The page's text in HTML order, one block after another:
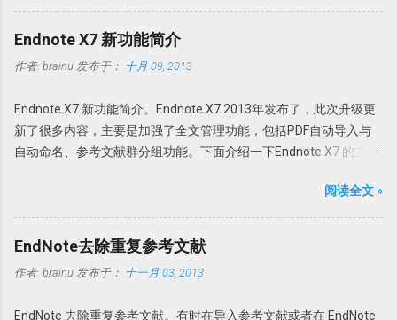
采用领先的优化和压缩技术、高级内存管理支持对 PDF 进行查看、
创建、转换为 Office 文档、添加编辑或修改、提取 PDF 图像、文
本、为 PDF 文档添加水印、直接扫描到 PDF 等全能操作。 本版特点
1. 绿色便携，无需安装，解压即可使用； 中文界面； 特别版，可选
用方法 PDFX_Vwr_Port 压缩文件中为主程序，解压到一个目录中。
建议不要直接解压到根目录或者解压到当前文件夹，建议解压到一
个特定文件夹，如 PDFXCview。此时是免费版，有一定广告，功能
文件中为 OCR 识别文件，解压到 PDF-XChange Viewer 的目录文件
即可使用文字识别。
Howsci.com_PDFXChange_Viewer_PRO_Crack 压缩文件中是破解
论据，根据自己操作系统的不同，复制 X86 或者 X64 文件夹内的文
注：如果是32 位操作系统，复制 X86 里面的文件，如果是 64 位操
Endnote X7 新功能简介
作者: brainu 发布于： 十月 09, 2013
Endnote X7 新功能简介。Endnote X7 2013年发布了，此次升级更
新了很多内容，主要是加强了全文管理功能，包括PDF自动导入与
自动命名、参考文献群分组功能。下面介绍一下Endnote X7 的主要
File-Import-File或Fold功能导入文献或者目录。此次Endnote X7的
PDF自动导入更省事。可以为Endnote X7指定一个文件夹，只要该
文件夹的新的PDF下载，Endnote X7就可以自动导入，完全不用人
干预。省事吧！连手动导入都省了。 具体设置 进入
Edit→Preferences-PDF Handling，选择Enable automatic
阅读全文 »
EndNote去除重复参考文献
作者: brainu 发布于： 十一月 03, 2013
EndNote 去除重复参考文献。有时在导入参考文献或者在 EndNote